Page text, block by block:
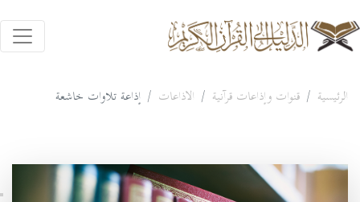
الرئيسية قنوات وإذاعات قرآنية الاذاعات إذاعة تلاوات خاشعة